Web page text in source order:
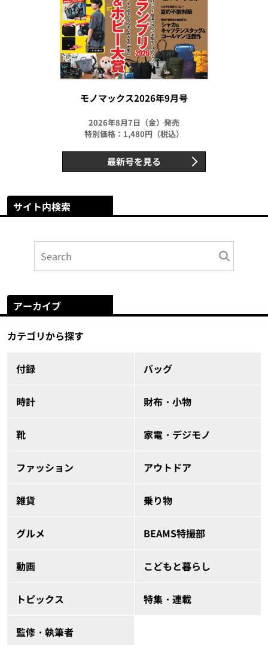
モノマックス2026年9月号
2026年8月7日（金）発売
特別価格：1,480円（税込）
最新号を見る
サイト内検索
アーカイブ
カテゴリから探す
付録 バッグ
時計 財布・小物
靴 家電・デジモノ
ファッション アウトドア
雑貨 乗り物
グルメ BEAMS特撮部
動画 こどもと暮らし
トピックス 特集・連載
監修・執筆者